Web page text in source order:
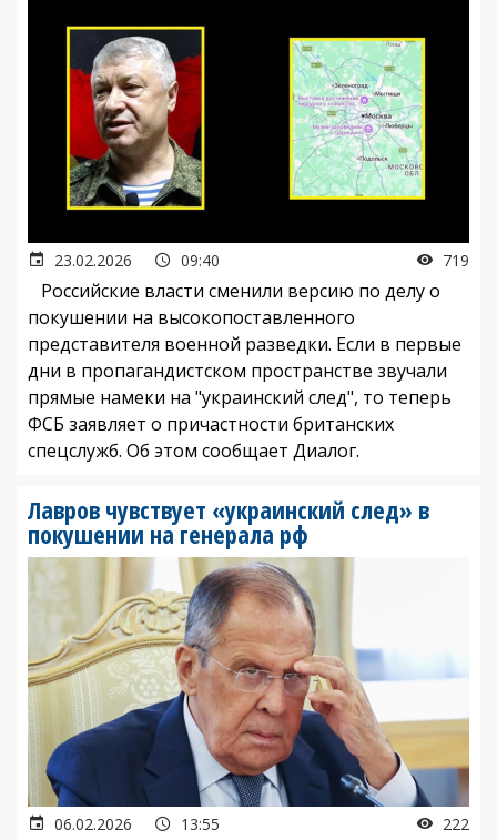
23.02.2026 09:40 719
Российские власти сменили версию по делу о
покушении на высокопоставленного
представителя военной разведки. Если в первые
дни в пропагандистском пространстве звучали
прямые намеки на "украинский след", то теперь
ФСБ заявляет о причастности британских
спецслужб. Об этом сообщает Диалог.
Лавров чувствует «украинский след» в
покушении на генерала рф
06.02.2026 13:55 222